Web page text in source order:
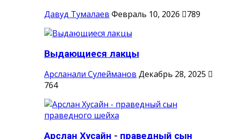
Давуд Тумалаев Февраль 10, 2026 789
Выдающиеся лакцы
Арсланали Сулейманов Декабрь 28, 2025
764
Арслан Хусайн - праведный сын